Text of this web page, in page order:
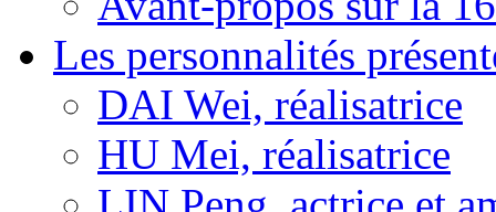
Les personnalités
DAI Wei, réalisatrice
HU Mei, réalisatrice